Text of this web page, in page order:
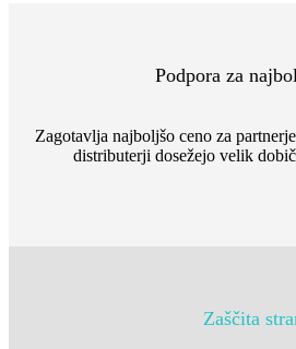
Podpora za
Zagotavlja najboljšo ceno za
distributerji dosežejo velik
Zaščita